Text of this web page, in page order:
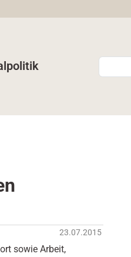
W
e
u
c
E
r
h
e
23.07.2015
sowie Arbeit,